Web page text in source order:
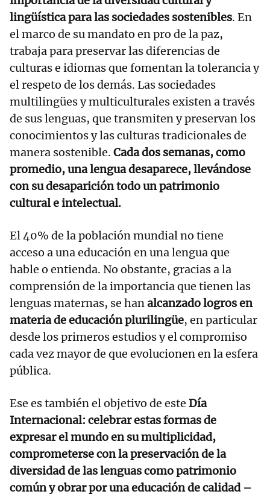
lingüística para las sociedades sostenibles. En
el marco de su mandato en pro de la paz,
trabaja para preservar las diferencias de
culturas e idiomas que fomentan la tolerancia y
el respeto de los demás. Las sociedades
multilingües y multiculturales existen a través
de sus lenguas, que transmiten y preservan los
conocimientos y las culturas tradicionales de
manera sostenible. Cada dos semanas, como
promedio, una lengua desaparece, llevándose
con su desaparición todo un patrimonio
cultural e intelectual.
El 40% de la población mundial no tiene
acceso a una educación en una lengua que
hable o entienda. No obstante, gracias a la
comprensión de la importancia que tienen las
lenguas maternas, se hanalcanzado logros en
materia de educación plurilingüe, en particular
desde los primeros estudios y el compromiso
cada vez mayor de que evolucionen en la esfera
pública.
Ese es también el objetivo de este Día
Internacional: celebrar estas formas de
expresar el mundo en su multiplicidad,
comprometerse con la preservación de la
diversidad de las lenguas como patrimonio
común y obrar por una educación de calidad –